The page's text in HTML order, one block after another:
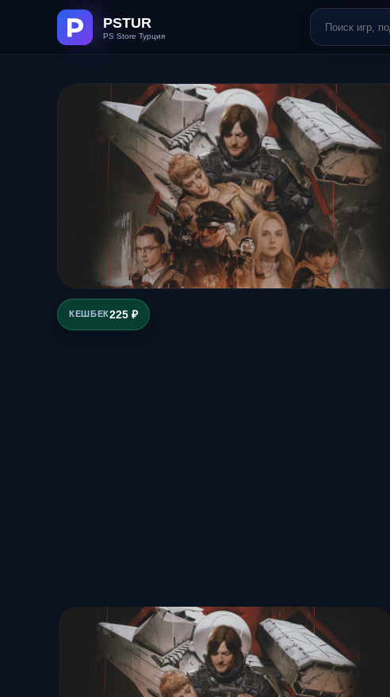
КЕШБЕК225 ₽